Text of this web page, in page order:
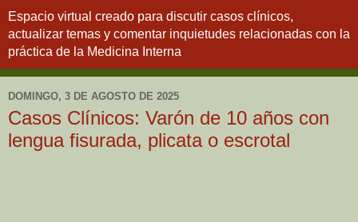
Espacio virtual creado para discutir casos clínicos,
actualizar temas y comentar inquietudes relacionadas con la
práctica de la Medicina Interna
DOMINGO, 3 DE AGOSTO DE 2025
Casos Clínicos: Varón de 10 años con
lengua fisurada, plicata o escrotal